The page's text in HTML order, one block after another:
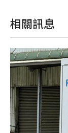
相關訊息